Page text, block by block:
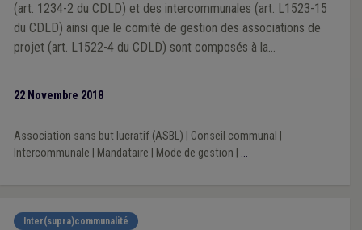
(art. 1234-2 du CDLD) et des intercommunales (art. L1523-15
du CDLD) ainsi que le comité de gestion des associations de
projet (art. L1522-4 du CDLD) sont composés à la
renouvellements des mandats communaux dans les entités
para-locales qui s’ensuivront, il nous a paru utile de refaire le
22 Novembre 2018
Association sans but lucratif (ASBL) Conseil communal
Intercommunale
Mandataire Mode de gestion ...
Inter(supra)communalité